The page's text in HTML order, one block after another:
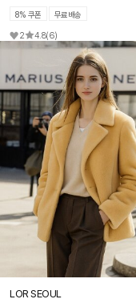
8% 쿠폰 무료배송
2 4.8(6)
LOR SEOUL